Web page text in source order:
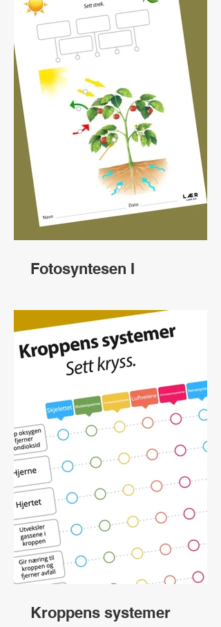
Fotosyntesen I
Kroppens systemer